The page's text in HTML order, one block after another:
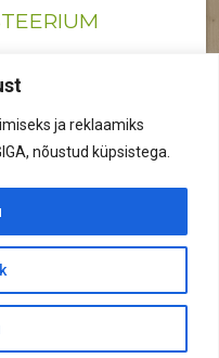
ja reklaamiks
nõustud küpsistega.